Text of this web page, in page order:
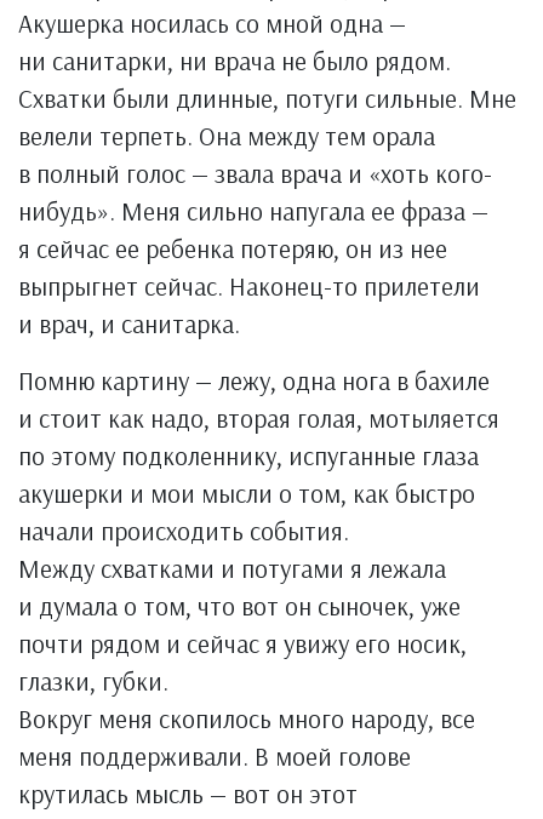
Акушерка носилась со мной одна —
ни санитарки, ни врача не было рядом.
Схватки были длинные, потуги сильные. Мне
велели терпеть. Она между тем орала
в полный голос — звала врача и «хоть кого-
нибудь». Меня сильно напугала ее фраза —
я сейчас ее ребенка потеряю, он из нее
выпрыгнет сейчас. Наконец-то прилетели
и врач, и санитарка.
Помню картину — лежу, одна нога в бахиле
и стоит как надо, вторая голая, мотыляется
по этому подколеннику, испуганные глаза
акушерки и мои мысли о том, как быстро
начали происходить события.
Между схватками и потугами я лежала
и думала о том, что вот он сыночек, уже
почти рядом и сейчас я увижу его носик,
глазки, губки.
Вокруг меня скопилось много народу, все
меня поддерживали. В моей голове
крутилась мысль — вот он этот